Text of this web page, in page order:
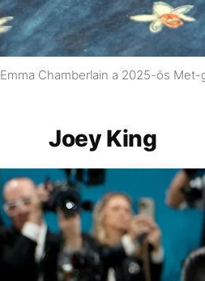
Emma Chamberlain a 2025-ös Met-
Joey King